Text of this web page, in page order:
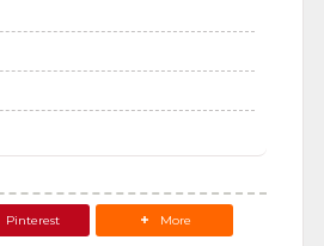
Pinterest More